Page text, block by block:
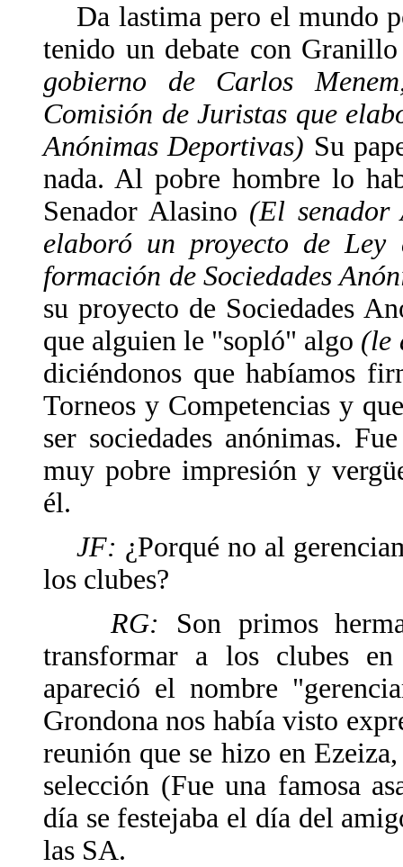
Da lastima pero el mundo
tenido un debate con
gobierno de Carlos
Comisión de Juristas que
Anónimas Deportivas) Su
nada. Al pobre hombre lo
Senador Alasino (El
elaboró un proyecto de
formación de Sociedades
su proyecto de Sociedades
que alguien le "sopló" algo (le
diciéndonos que habíamos
Torneos y Competencias y
ser sociedades anónimas.
muy pobre impresión y
él.
JF: ¿Porqué no al
los clubes?
RG: Son primos
transformar a los clubes
apareció el nombre
Grondona nos había visto
reunión que se hizo en
selección (Fue una famosa
día se festejaba el día del
las SA.